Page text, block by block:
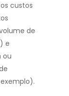
custos
de
e
ou